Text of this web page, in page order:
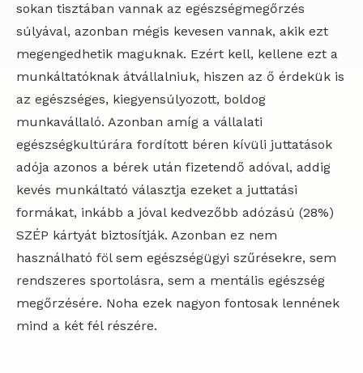
sokan tisztában vannak az egészségmegőrzés
súlyával, azonban mégis kevesen vannak, akik ezt
megengedhetik maguknak. Ezért kell, kellene ezt a
munkáltatóknak átvállalniuk, hiszen az ő érdekük is
az egészséges, kiegyensúlyozott, boldog
munkavállaló. Azonban amíg a vállalati
egészségkultúrára fordított béren kívüli juttatások
adója azonos a bérek után fizetendő adóval, addig
kevés munkáltató választja ezeket a juttatási
formákat, inkább a jóval kedvezőbb adózású (28%)
SZÉP kártyát biztosítják. Azonban ez nem
használható föl sem egészségügyi szűrésekre, sem
rendszeres sportolásra, sem a mentális egészség
megőrzésére. Noha ezek nagyon fontosak lennének
mind a két fél részére.